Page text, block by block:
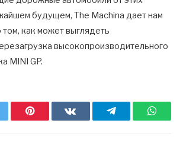
будущем, The Machina дает нам
как может выглядеть
высокопроизводительного
MINI GP.
Pinterest ВКонтактеTelegram